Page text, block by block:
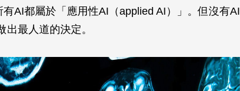
AI都屬於「應用性AI（applied AI）」。但沒有AI
最人道的決定。